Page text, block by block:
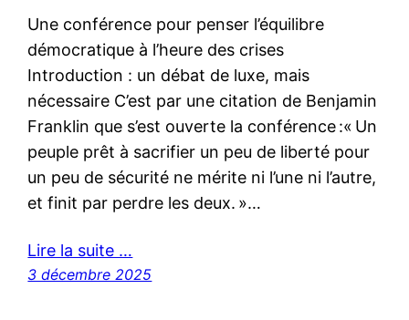
Une conférence pour penser l’équilibre
démocratique à l’heure des crises
Introduction : un débat de luxe, mais
nécessaire C’est par une citation de Benjamin
Franklin que s’est ouverte la conférence :« Un
peuple prêt à sacrifier un peu de liberté pour
un peu de sécurité ne mérite ni l’une ni l’autre,
et finit par perdre les deux. »…
Lire la suite …
3 décembre 2025